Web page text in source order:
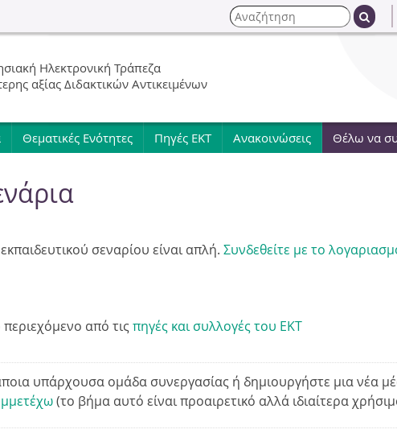
Jump to navigation
Φ
ρ
μ
α
ή
τ
Α
ν
η
σ
Ηλεκτρονική Τράπεζα
αξίας Διδακτικών Αντικειμένων
Θεματικές Ενότητες Πηγές ΕΚΤ Ανακοινώσεις Θέλω να
σεναρίου είναι απλή. Συνδεθείτε με το
περιεχόμενο από τιςπηγές και συλλογές του ΕΚΤ
υπάρχουσα ομάδα συνεργασίας ή δημιουργήστε μια νέα
(το βήμα αυτό είναι προαιρετικό αλλά ιδιαίτερα